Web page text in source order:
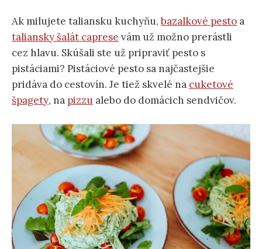
Ak milujete taliansku kuchyňu,bazalkové pesto a
taliansky šalát caprese vám už možno prerástli
cez hlavu. Skúšali ste už pripraviť pesto s
pistáciami? Pistáciové pesto sa najčastejšie
pridáva do cestovín. Je tiež skvelé na cuketové
špagety, na pizzu alebo do domácich sendvičov.